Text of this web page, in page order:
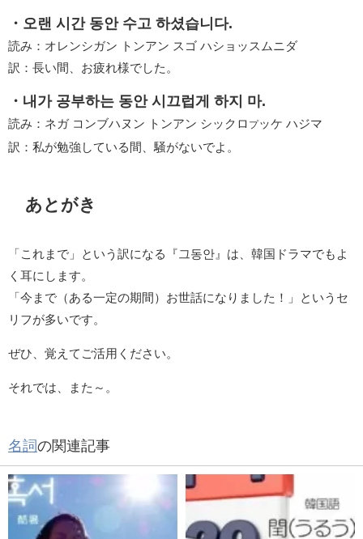
・오랜 시간 동안 수고 하셨습니다.
読み：オレンシガン トンアン スゴ ハショッスムニダ
訳：長い間、お疲れ様でした。
・내가 공부하는 동안 시끄럽게 하지 마.
読み：ネガ コンブハヌン トンアン シックロ プッケ ハジマ
訳：私が勉強している間、騒がないでよ。
あとがき
「これまで」という訳になる『그동안』は、韓国ドラマでもよ
く耳にします。
「今まで（ある一定の期間）お世話になりました！」というセ
リフが多いです。
ぜひ、覚えてご活用ください。
それでは、また～。
名詞の関連記事